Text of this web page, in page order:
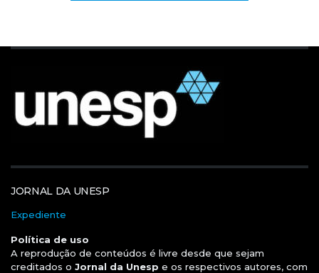
JORNAL DA UNESP
Expediente
Política de uso
A reprodução de conteúdos é livre desde que sejam
creditados o Jornal da Unesp e os respectivos autores, com